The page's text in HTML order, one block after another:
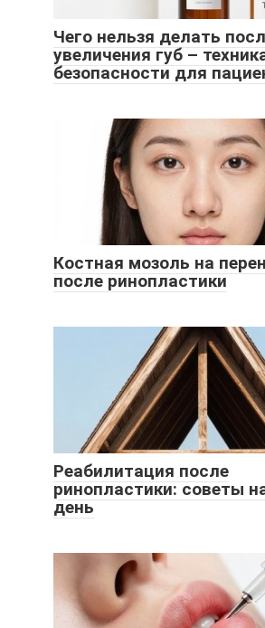
Чего нельзя делать
увеличения губ –
безопасности для
Костная мозоль на
после ринопластики
Реабилитация после
ринопластики: советы
день